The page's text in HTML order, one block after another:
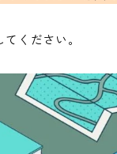
ください。